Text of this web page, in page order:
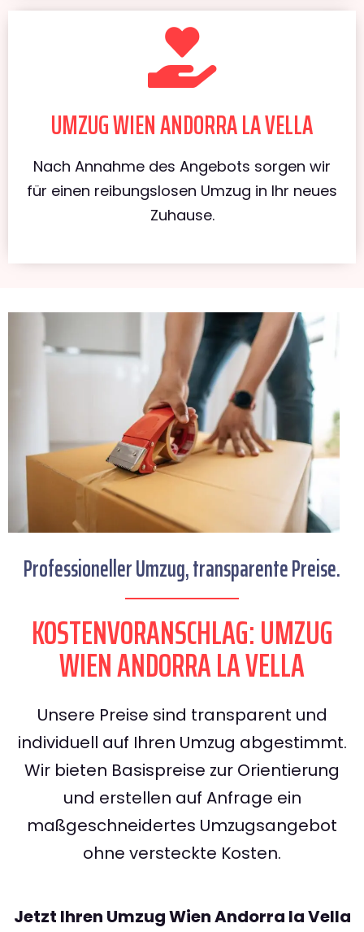
UMZUG WIEN ANDORRA LA VELLA
Nach Annahme des Angebots sorgen wir
für einen reibungslosen Umzug in Ihr neues
Zuhause.
Professioneller Umzug, transparente Preise.
KOSTENVORANSCHLAG: UMZUG
WIEN ANDORRA LA VELLA
Unsere Preise sind transparent und
individuell auf Ihren Umzug abgestimmt.
Wir bieten Basispreise zur Orientierung
und erstellen auf Anfrage ein
maßgeschneidertes Umzugsangebot
ohne versteckte Kosten.
Jetzt Ihren Umzug Wien Andorra la Vella